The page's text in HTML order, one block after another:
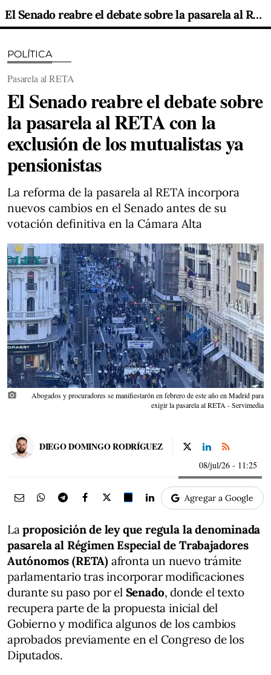
El Senado reabre el debate sobre la pasarela al RETA con la exclusión de los mutualistas ya pensionistas
POLÍTICA
Pasarela al RETA
El Senado reabre el debate sobre
la pasarela al RETA con la
exclusión de los mutualistas ya
pensionistas
La reforma de la pasarela al RETA incorpora
nuevos cambios en el Senado antes de su
votación definitiva en la Cámara Alta
photo_camera
Abogados y procuradores se manifiestarón en febrero de este año en Madrid para
exigir la pasarela al RETA - Servimedia
DIEGO DOMINGO RODRÍGUEZ
08/jul/26 - 11:25
Agregar a Google
Laproposición de ley que regula la denominada
pasarela al Régimen Especial de Trabajadores
Autónomos (RETA)afronta un nuevo trámite
parlamentario tras incorporar modificaciones
durante su paso por el Senado, donde el texto
recupera parte de la propuesta inicial del
Gobierno y modifica algunos de los cambios
aprobados previamente en el Congreso de los
Diputados.